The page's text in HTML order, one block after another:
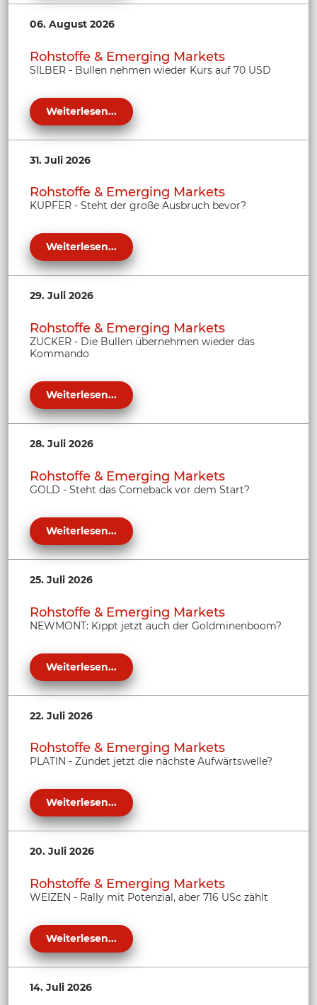
06. August 2026
Rohstoffe & Emerging Markets
SILBER - Bullen nehmen wieder Kurs auf 70 USD
Weiterlesen...
31. Juli 2026
Rohstoffe & Emerging Markets
KUPFER - Steht der große Ausbruch bevor?
Weiterlesen...
29. Juli 2026
Rohstoffe & Emerging Markets
ZUCKER - Die Bullen übernehmen wieder das
Kommando
Weiterlesen...
28. Juli 2026
Rohstoffe & Emerging Markets
GOLD - Steht das Comeback vor dem Start?
Weiterlesen...
25. Juli 2026
Rohstoffe & Emerging Markets
NEWMONT: Kippt jetzt auch der Goldminenboom?
Weiterlesen...
22. Juli 2026
Rohstoffe & Emerging Markets
PLATIN - Zündet jetzt die nächste Aufwärtswelle?
Weiterlesen...
20. Juli 2026
Rohstoffe & Emerging Markets
WEIZEN - Rally mit Potenzial, aber 716 USc zählt
Weiterlesen...
14. Juli 2026